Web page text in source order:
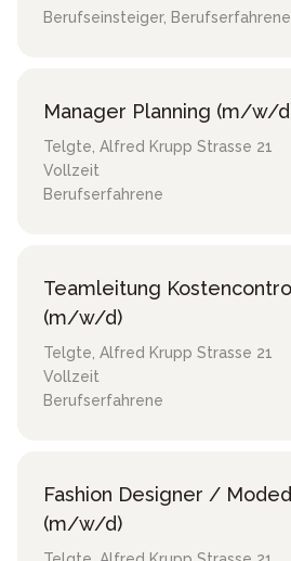
Berufseinsteiger, Berufserfahrene
Manager Planning (m/w/
Telgte, Alfred Krupp Strasse 21
Vollzeit
Berufserfahrene
Teamleitung
(m/w/d)
Telgte, Alfred Krupp Strasse 21
Vollzeit
Berufserfahrene
Fashion Designer /
(m/w/d)